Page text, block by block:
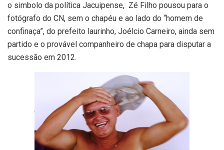
o simbolo da política Jacuipense, Zé Filho pousou para o
fotógrafo do CN, sem o chapéu e ao lado do “homem de
confinaça”, do prefeito laurinho, Joélcio Carneiro, ainda sem
partido e o provável companheiro de chapa para disputar a
sucessão em 2012.